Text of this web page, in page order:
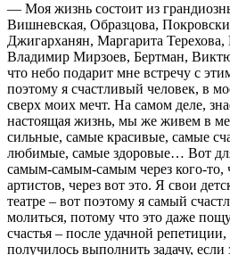
— Моя жизнь состоит из
Вишневская, Образцова,
Джигарханян, Маргарита
Владимир Мирзоев, Бертман,
что небо подарит мне встречу с
поэтому я счастливый человек, в
сверх моих мечт. На самом деле,
настоящая жизнь, мы же живем в
сильные, самые красивые, самые
любимые, самые здоровые… Вот
самым-самым-самым через кого-то,
артистов, через вот это. Я свои
театре – вот поэтому я самый
молиться, потому что это даже
счастья – после удачной репетиции,
получилось выполнить задачу, если